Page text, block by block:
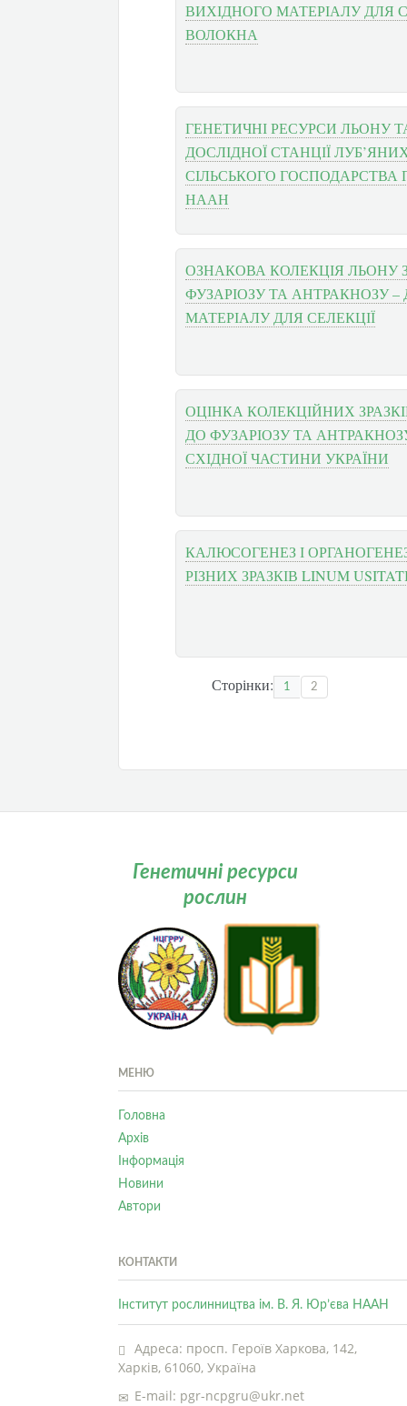
ВИХІДНОГО МАТЕРІАЛУ ДЛЯ
ВОЛОКНА
ГЕНЕТИЧНІ РЕСУРСИ ЛЬОНУ
ДОСЛІДНОЇ СТАНЦІЇ
СІЛЬСЬКОГО ГОСПОДАРСТВА
НААН
ОЗНАКОВА КОЛЕКЦІЯ ЛЬОНУ
ФУЗАРІОЗУ ТА АНТРАКНОЗУ
МАТЕРІАЛУ ДЛЯ СЕЛЕКЦІЇ
ОЦІНКА КОЛЕКЦІЙНИХ
ДО ФУЗАРІОЗУ ТА
СХІДНОЇ ЧАСТИНИ УКРАЇНИ
КАЛЮСОГЕНЕЗ І
РІЗНИХ ЗРАЗКІВ LINUM
Сторінки: 1 2
Генетичні ресурси
рослин
МЕНЮ
Головна
Архів
Інформація
Новини
Автори
КОНТАКТИ
Інститут рослинництва ім. В. Я. Юр’єва НААН
Адреса: просп. Героїв Харкова, 142,
Харків, 61060, Україна
E-mail: pgr-ncpgru@ukr.net